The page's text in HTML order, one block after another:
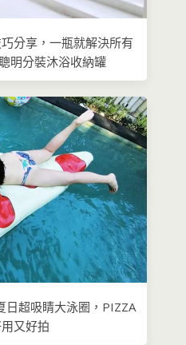
分享，一瓶就解決所有
明分裝沐浴收納罐
日超吸睛大泳圈，PIZZA
又好拍